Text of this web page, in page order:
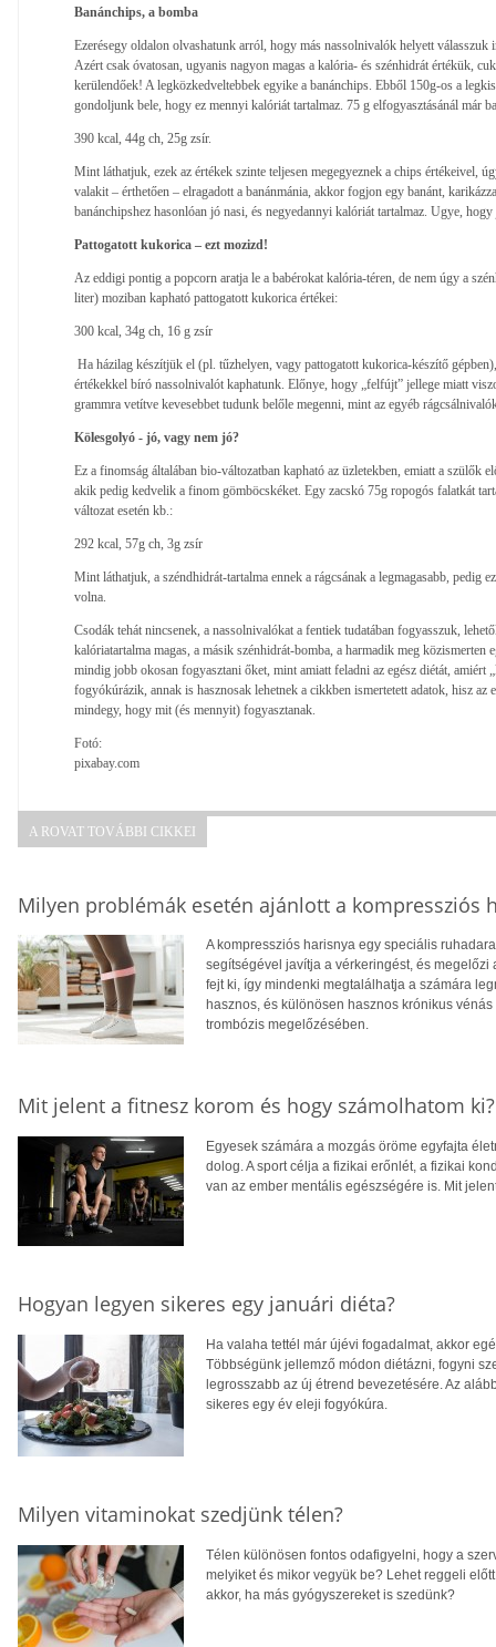
Banánchips, a bomba
Ezerésegy oldalon olvashatunk arról, hogy más nassolnivalók helyett válasszuk
Azért csak óvatosan, ugyanis nagyon magas a kalória- és szénhidrát értékük,
kerülendőek! A legközkedveltebbek egyike a banánchips. Ebből 150g-os a
gondoljunk bele, hogy ez mennyi kalóriát tartalmaz. 75 g elfogyasztásánál már
390 kcal, 44g ch, 25g zsír.
Mint láthatjuk, ezek az értékek szinte teljesen megegyeznek a chips értékeivel,
valakit – érthetően – elragadott a banánmánia, akkor fogjon egy banánt,
banánchipshez hasonlóan jó nasi, és negyedannyi kalóriát tartalmaz. Ugye,
Pattogatott kukorica – ezt mozizd!
Az eddigi pontig a popcorn aratja le a babérokat kalória-téren, de nem úgy a
liter) moziban kapható pattogatott kukorica értékei:
300 kcal, 34g ch, 16 g zsír
Ha házilag készítjük el (pl. tűzhelyen, vagy pattogatott kukorica-készítő
értékekkel bíró nassolnivalót kaphatunk. Előnye, hogy „felfújt” jellege miatt
grammra vetítve kevesebbet tudunk belőle megenni, mint az egyéb
Kölesgolyó - jó, vagy nem jó?
Ez a finomság általában bio-változatban kapható az üzletekben, emiatt a szülők
akik pedig kedvelik a finom gömböcskéket. Egy zacskó 75g ropogós falatkát
változat esetén kb.:
292 kcal, 57g ch, 3g zsír
Mint láthatjuk, a széndhidrát-tartalma ennek a rágcsának a legmagasabb, pedig
volna.
Csodák tehát nincsenek, a nassolnivalókat a fentiek tudatában fogyasszuk,
kalóriatartalma magas, a másik szénhidrát-bomba, a harmadik meg közismerten
mindig jobb okosan fogyasztani őket, mint amiatt feladni az egész diétát, amiért
fogyókúrázik, annak is hasznosak lehetnek a cikkben ismertetett adatok, hisz az
mindegy, hogy mit (és mennyit) fogyasztanak.
Fotó:
pixabay.com
A ROVAT TOVÁBBI CIKKEI
Milyen problémák esetén ajánlott a kompressziós
A kompressziós harisnya egy speciális
segítségével javítja a vérkeringést, és
fejt ki, így mindenki megtalálhatja a számára
hasznos, és különösen hasznos krónikus
trombózis megelőzésében.
Mit jelent a fitnesz korom és hogy számolhatom ki?
Egyesek számára a mozgás öröme egyfajta
dolog. A sport célja a fizikai erőnlét, a fizikai
van az ember mentális egészségére is. Mit
Hogyan legyen sikeres egy januári diéta?
Ha valaha tettél már újévi fogadalmat, akkor
Többségünk jellemző módon diétázni, fogyni
legrosszabb az új étrend bevezetésére. Az
sikeres egy év eleji fogyókúra.
Milyen vitaminokat szedjünk télen?
Télen különösen fontos odafigyelni, hogy a
melyiket és mikor vegyük be? Lehet reggeli
akkor, ha más gyógyszereket is szedünk?